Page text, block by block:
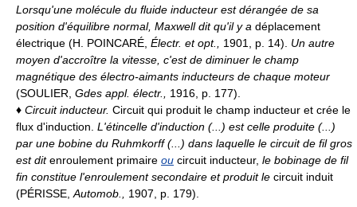
Lorsqu'une molécule du fluide inducteur est dérangée de sa
position d'équilibre normal, Maxwell dit qu'il y a déplacement
électrique (H. POINCARÉ, Électr. et opt., 1901, p. 14). Un autre
moyen d'accroître la vitesse, c'est de diminuer le champ
magnétique des électro-aimants inducteurs de chaque moteur
(SOULIER, Gdes appl. électr., 1916, p. 177).
♦ Circuit inducteur. Circuit qui produit le champ inducteur et crée le
flux d'induction. L'étincelle d'induction (...) est celle produite (...)
par une bobine du Ruhmkorff (...) dans laquelle le circuit de fil gros
est ditenroulement primaire ou circuit inducteur, le bobinage de fil
fin constitue l'enroulement secondaire et produit le circuit induit
(PÉRISSE, Automob., 1907, p. 179).